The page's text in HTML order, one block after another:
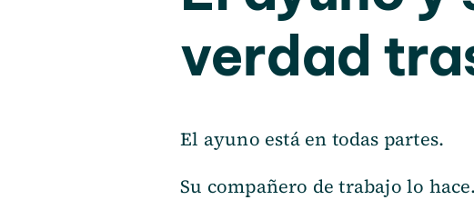
verdad
El ayuno está en todas partes.
Su compañero de trabajo lo